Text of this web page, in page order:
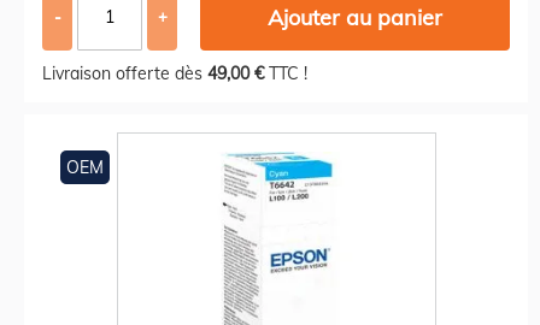
- + Ajouter au panier
Livraison offerte dès 49,00 €TTC !
OEM